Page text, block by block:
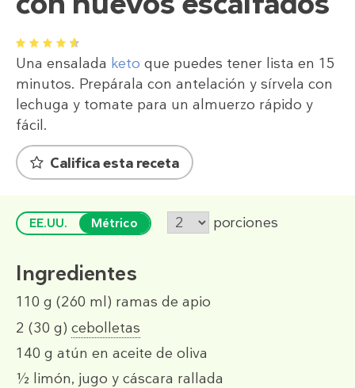
1 2 3 4 5
Una ensalada keto que puedes tener lista en 15
minutos. Prepárala con antelación y sírvela con
lechuga y tomate para un almuerzo rápido y
fácil.
Califica esta receta
EE.UU. Métrico porciones
Ingredientes
110 g (260 ml) ramas de apio
2 (30 g) cebolletas
140 g atún en aceite de oliva
½ limón, jugo y cáscara rallada